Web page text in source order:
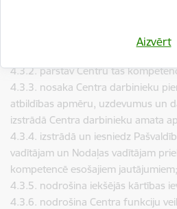
Aizvērt
aktu, pašvaldības lēmumu un
4.3.2. pārstāv Centru tās
4.3.3. nosaka Centra darbinieku
atbildības apmēru, uzdevumus un
izstrādā Centra darbinieku amata
4.3.4. izstrādā un iesniedz
vadītājam un Nodaļas vadītājam
kompetencē esošajiem jautājumiem;
4.3.5. nodrošina iekšējās kārtības
4.3.6. nodrošina Centra funkciju